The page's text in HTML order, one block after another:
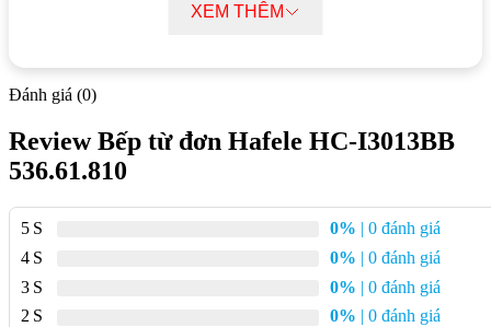
Điều khiển
nhanh
Khóa trẻ em, hiển thị nhiệt dư, tự động
XEM THÊM
Đánh giá (0)
Review Bếp từ đơn Hafele HC-I3013BB
536.61.810
5 0% | 0 đánh giá
4
0% | 0 đánh giá
3
0% | 0 đánh giá
2
0% | 0 đánh giá